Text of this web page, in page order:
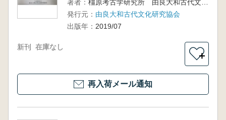
著者：
発行元： 由良大和古代文化研究協会
出版年： 2019/07
新刊 在庫なし
＋
再入荷メール通知